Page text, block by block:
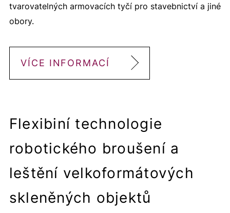
tvarovatelných armovacích tyčí pro stavebnictví a jiné
obory.
VÍCE INFORMACÍ
Flexibiní technologie
robotického broušení a
leštění velkoformátových
skleněných objektů